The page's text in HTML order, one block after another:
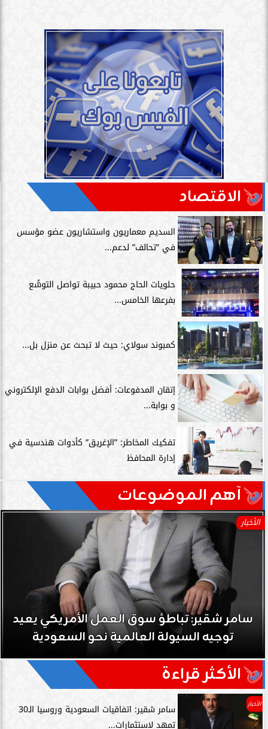
الاقتصاد
السديم معماريون واستشاريون عضو مؤسس
في ”تحالف” لدعم...
حلويات الحاج محمود حبيبة تواصل التوسُّع
بفرعها الخامس...
كمبوند سولاي: حيث لا تبحث عن منزل بل...
إتقان المدفوعات: أفضل بوابات الدفع الإلكتروني
و بوابة...
تفكيك المخاطر: ”الإغريق” كأدوات هندسية في
إدارة المحافظ
آهم الموضوعات
الأخبار
سامر شقير: تباطؤ سوق العمل الأمريكي يعيد
توجيه السيولة العالمية نحو السعودية
الأكثر قراءة
الأخبار
سامر شقير: اتفاقيات السعودية وروسيا الـ30
تمهد لاستثمارات...